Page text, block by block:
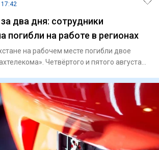
17:42
два дня: сотрудники
погибли на работе в регионах
на рабочем месте погибли двое
Четвёртого и пятого августа